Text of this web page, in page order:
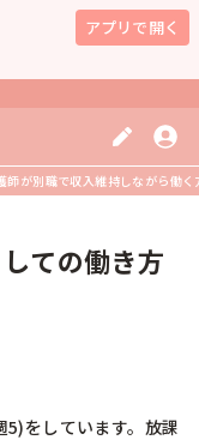
アプリで開く
師が別職で収入維持しながら働く
ての働き方
をしています。放課